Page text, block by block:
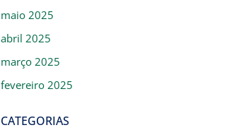
maio 2025
abril 2025
março 2025
fevereiro 2025
CATEGORIAS